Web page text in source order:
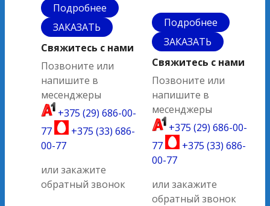
Подробнее
ЗАКАЗАТЬ
Свяжитесь с нами
Позвоните или
напишите в
месенджеры
+375 (29) 686-00-
77
+375 (33) 686-
00-77
или закажите
обратный звонок
Подробнее
ЗАКАЗАТЬ
Свяжитесь с нами
Позвоните или
напишите в
месенджеры
+375 (29) 686-00-
77
+375 (33) 686-
00-77
или закажите
обратный звонок